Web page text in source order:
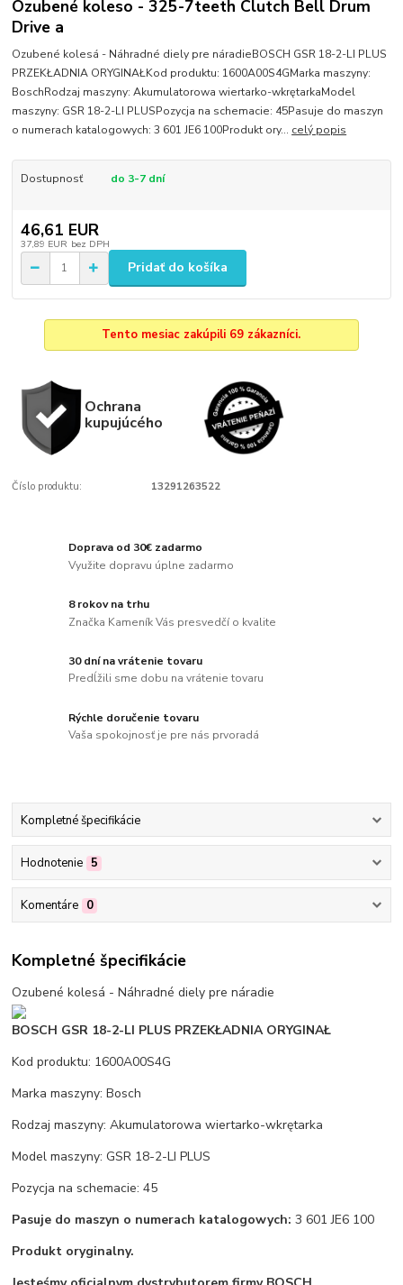
Ozubené koleso - 325-7teeth Clutch Bell Drum
Drive a
Ozubené kolesá - Náhradné diely pre náradieBOSCH GSR 18-2-LI PLUS
PRZEKŁADNIA ORYGINAŁKod produktu: 1600A00S4GMarka maszyny:
BoschRodzaj maszyny: Akumulatorowa wiertarko-wkrętarkaModel
maszyny: GSR 18-2-LI PLUSPozycja na schemacie: 45Pasuje do maszyn
o numerach katalogowych: 3 601 JE6 100Produkt ory... celý popis
Dostupnosť do 3-7 dní
46,61 EUR
37,89 EUR bez DPH
Pridať do košíka
Tento mesiac zakúpili 69 zákazníci.
Ochrana
kupujúcého
Číslo produktu: 13291263522
Doprava od 30€ zadarmo
Využite dopravu úplne zadarmo
8 rokov na trhu
Značka Kameník Vás presvedčí o kvalite
30 dní na vrátenie tovaru
Predĺžili sme dobu na vrátenie tovaru
Rýchle doručenie tovaru
Vaša spokojnosť je pre nás prvoradá
Kompletné špecifikácie
Hodnotenie 5
Komentáre 0
Kompletné špecifikácie
Ozubené kolesá - Náhradné diely pre náradie
BOSCH GSR 18-2-LI PLUS PRZEKŁADNIA ORYGINAŁ
Kod produktu: 1600A00S4G
Marka maszyny: Bosch
Rodzaj maszyny: Akumulatorowa wiertarko-wkrętarka
Model maszyny: GSR 18-2-LI PLUS
Pozycja na schemacie: 45
Pasuje do maszyn o numerach katalogowych:3 601 JE6 100
Produkt oryginalny.